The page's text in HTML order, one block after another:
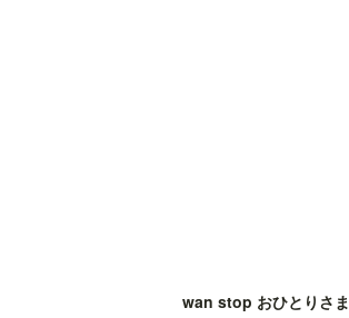
wan stop おひとりさま